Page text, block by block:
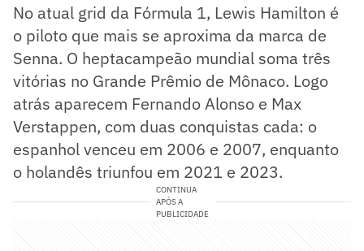
No atual grid da Fórmula 1, Lewis Hamilton é
o piloto que mais se aproxima da marca de
Senna. O heptacampeão mundial soma três
vitórias no Grande Prêmio de Mônaco. Logo
atrás aparecem Fernando Alonso e Max
Verstappen, com duas conquistas cada: o
espanhol venceu em 2006 e 2007, enquanto
o holandês triunfou em 2021 e 2023.
CONTINUA
APÓS A
PUBLICIDADE